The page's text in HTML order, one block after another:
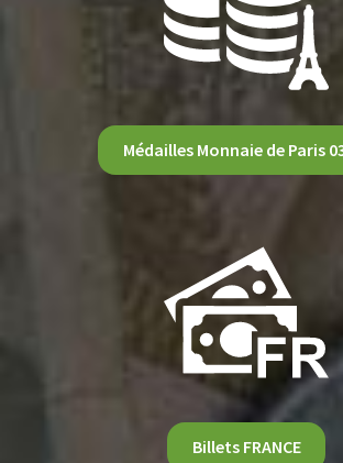
Médailles Monnaie de Paris
Billets FRANCE